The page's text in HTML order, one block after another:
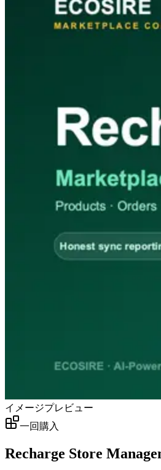
イメージプレビュー
一回購入
Recharge Store